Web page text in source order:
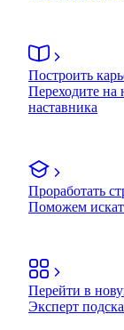
Построить
Переходите
наставника
Проработать
Поможем
Перейти в
Эксперт